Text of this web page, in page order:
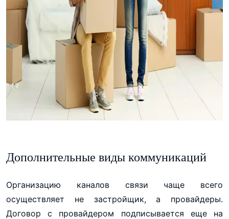
Дополнительные виды коммуникаций
Организацию каналов связи чаще всего
осуществляет не застройщик, а провайдеры.
Договор с провайдером подписывается еще на